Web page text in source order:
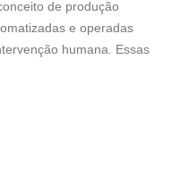
de produção
e operadas
humana. Essas